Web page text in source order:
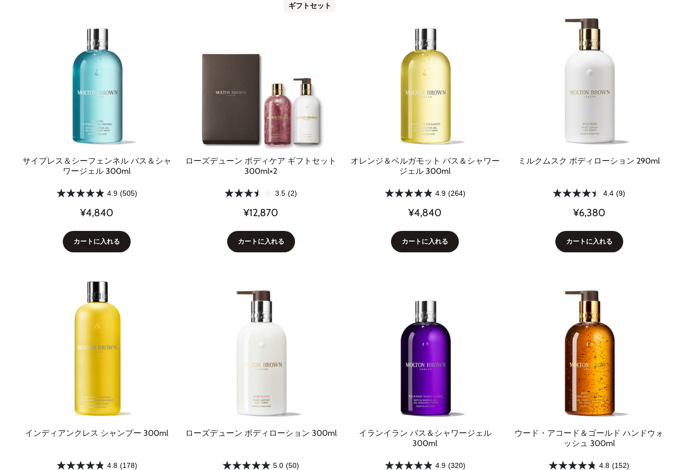
サイプレス＆シーフェンネル バス＆シャ
ワージェル 300ml
4.9 (505)
¥4,840
カートに入れる
ギフトセット
ローズデューン ボディケア ギフトセット
300ml×2
3.5 (2)
¥12,870
カートに入れる
オレンジ＆ベルガモット バス＆シャワー
ジェル 300ml
4.9 (264)
¥4,840
カートに入れる
ミルクムスク ボディローション 290ml
4.4 (9)
¥6,380
カートに入れる
インディアンクレス シャンプー 300ml
4.8 (178)
ローズデューン ボディローション 300ml
5.0 (50)
イランイラン バス＆シャワージェル
300ml
4.9 (320)
ウード・アコード＆ゴールド ハンドウォ
ッシュ 300ml
4.8 (152)